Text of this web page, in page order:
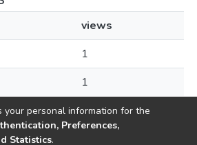
views
1
1
your personal information for the
Preferences,
Statistics.